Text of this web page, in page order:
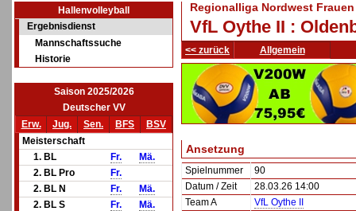
Hallenvolleyball
Ergebnisdienst
Mannschaftssuche
Historie
Saison 2025/2026
Deutscher VV
Erw.
Jug. Sen. BFS
BSV
Meisterschaft
1. BL
Fr.
Mä.
2. BL Pro
Fr.
2. BL N
Fr.
Mä.
2. BL S
Fr.
Mä.
Regionalliga Nordwest
VfL Oythe II :
<< zurück Allgemein
Ansetzung
Spielnummer
90
Datum / Zeit
28.03.26 14:00
Team A
VfL Oythe II